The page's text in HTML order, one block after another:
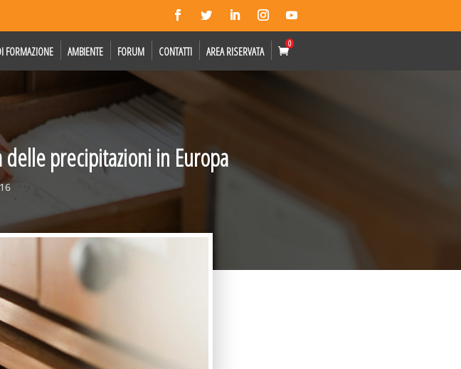
FORMAZIONE AMBIENTE FORUM CONTATTI AREA RISERVATA
0
delle precipitazioni in Europa